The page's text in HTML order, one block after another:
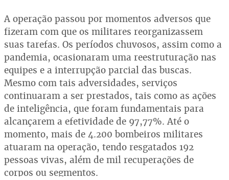
A operação passou por momentos adversos que
fizeram com que os militares reorganizassem
suas tarefas. Os períodos chuvosos, assim como a
pandemia, ocasionaram uma reestruturação nas
equipes e a interrupção parcial das buscas.
Mesmo com tais adversidades, serviços
continuaram a ser prestados, tais como as ações
de inteligência, que foram fundamentais para
alcançarem a efetividade de 97,77%. Até o
momento, mais de 4.200 bombeiros militares
atuaram na operação, tendo resgatados 192
pessoas vivas, além de mil recuperações de
corpos ou segmentos.